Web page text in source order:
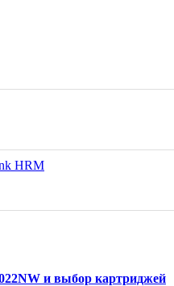
HRM
и выбор картриджей